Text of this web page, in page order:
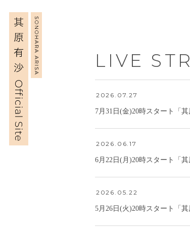
LIVE
2026.07.27
7月31日(金)20時スタート「
2026.06.17
6月22日(月)20時スタート「
2026.05.22
5月26日(火)20時スタート「